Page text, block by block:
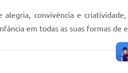
alegria, convivência e
em todas as suas formas de